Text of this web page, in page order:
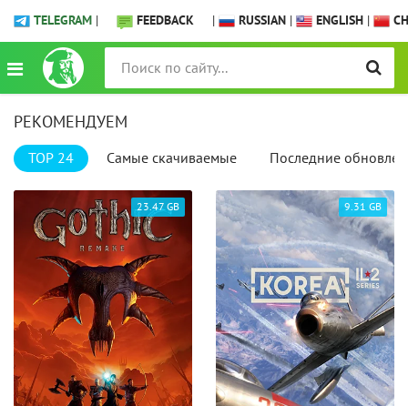
TELEGRAM | FEEDBACK | RUSSIAN | ENGLISH |
РЕКОМЕНДУЕМ
TOP 24 Самые скачиваемые Последние
23.47 GB 9.31 GB